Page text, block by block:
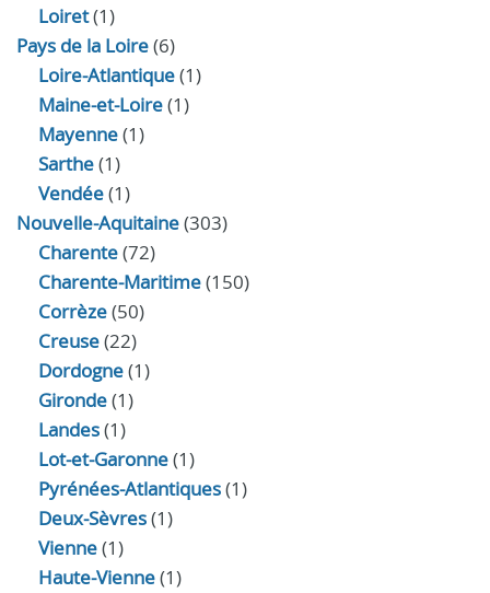
Loiret(1)
Pays de la Loire(6)
Loire-Atlantique(1)
Maine-et-Loire(1)
Mayenne(1)
Sarthe(1)
Vendée(1)
Nouvelle-Aquitaine(303)
Charente(72)
Charente-Maritime(150)
Corrèze(50)
Creuse(22)
Dordogne(1)
Gironde(1)
Landes(1)
Lot-et-Garonne(1)
Pyrénées-Atlantiques(1)
Deux-Sèvres(1)
Vienne(1)
Haute-Vienne(1)